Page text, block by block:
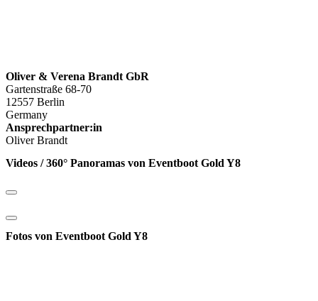
Oliver & Verena Brandt GbR
Gartenstraße 68-70
12557 Berlin
Germany
Ansprechpartner:in
Oliver Brandt
Videos / 360° Panoramas von Eventboot Gold Y8
Fotos von Eventboot Gold Y8